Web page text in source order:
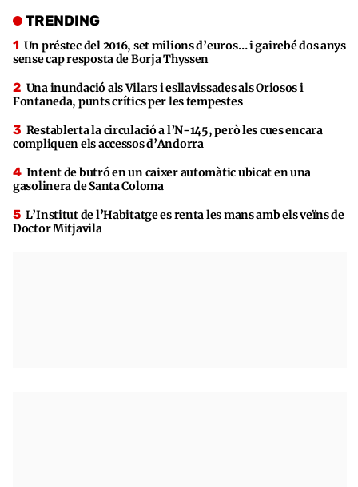
TRENDING
Un préstec del 2016, set milions d’euros… i gairebé dos anys
sense cap resposta de Borja Thyssen
Una inundació als Vilars i esllavissades als Oriosos i
Fontaneda, punts crítics per les tempestes
Restablerta la circulació a l’N-145, però les cues encara
compliquen els accessos d’Andorra
Intent de butró en un caixer automàtic ubicat en una
gasolinera de Santa Coloma
L’Institut de l’Habitatge es renta les mans amb els veïns de
Doctor Mitjavila